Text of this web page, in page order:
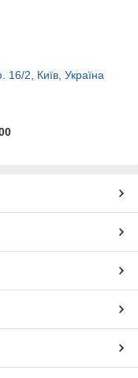
16/2, Київ, Україна